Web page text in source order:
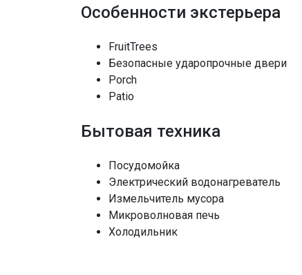
Последние изменения
Особенности экстерьера
FruitTrees
Безопасные ударопрочные двери
Porch
Patio
Бытовая техника
Посудомойка
Электрический водонагреватель
Измельчитель мусора
Микроволновая печь
Холодильник